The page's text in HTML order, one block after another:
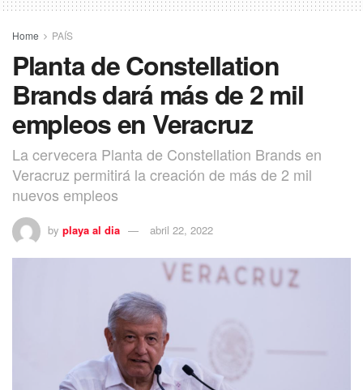
Home PAÍS
Planta de Constellation
Brands dará más de 2 mil
empleos en Veracruz
La cervecera Planta de Constellation Brands en
Veracruz permitirá la creación de más de 2 mil
nuevos empleos
by playa al dia abril 22, 2022